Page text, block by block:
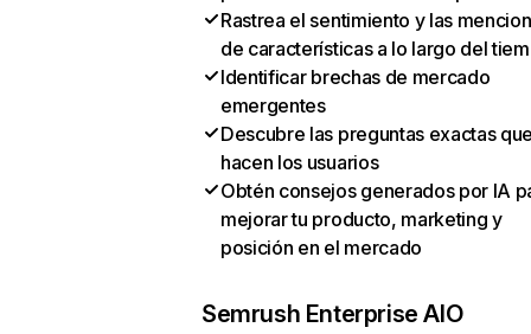
Rastrea el sentimiento y las
de características a lo largo del
Identificar brechas de mercado
emergentes
Descubre las preguntas exactas
hacen los usuarios
Obtén consejos generados por IA
mejorar tu producto, marketing y
posición en el mercado
Semrush Enterprise AIO